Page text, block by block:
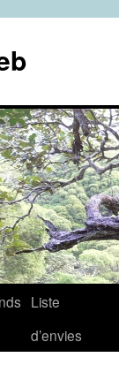
Liste
d’envies